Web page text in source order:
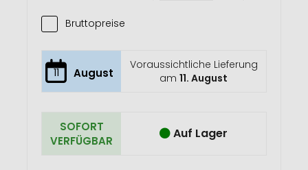
Bruttopreise
11 August
Voraussichtliche Lieferung
am11. August
SOFORT
VERFÜGBAR
Auf Lager